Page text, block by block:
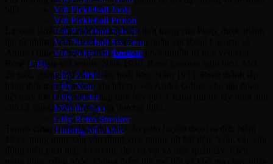
Vợt Pickleball Joola
Vợt Pickleball Proton
Vợt Pickleball Selkirk
Vợt Pickleball Six Zero
Vợt Pickleball Sypik
Giày
Giày Adidas
Giày Nike
Giày Jordan
Môn thể thao
Giày Retro Sneaker
Thương hiệu khác
Lacoste là tên của một thương hiệu thời trang của Pháp, được thành
lập từ những năm 1933, bởi danh thủ quần vợt René Lacoste và
André Gillier. Thương hiệuLacoste
René Lacoste với tennis. Năm 1930, René Lacoste nghỉ hưu. Mới
26 tuổi, chàng trai vẫn nhiều hoài bão. Năm 1933, René thành lập
hãng thời trang Lacoste khi bắt tay với André Gillier, chủ tập đoàn
dệt may lớn nhất nước Pháp thời bấy giờ. Chàng trai trẻ lấy hình ảnh
chú cá sấu là biểu tượng của thương hiệu.
Tennis cũng chính là lý do chiếc áo polo huyền thoại ra đời. Năm